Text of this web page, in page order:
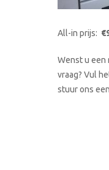
All-in prijs:
Wenst u een
vraag? Vul
stuur ons